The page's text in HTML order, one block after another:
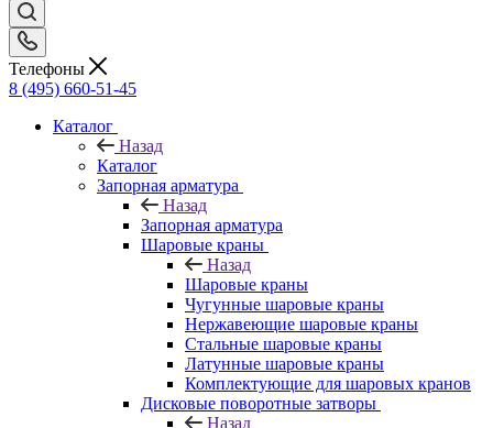
Телефоны
8 (495) 660-51-45
Каталог
Назад
Каталог
Запорная арматура
Назад
Запорная арматура
Шаровые краны
Назад
Шаровые краны
Чугунные шаровые краны
Нержавеющие шаровые краны
Стальные шаровые краны
Латунные шаровые краны
Комплектующие для шаровых кранов
Дисковые поворотные затворы
Назад